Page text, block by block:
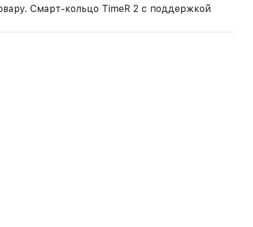
Смарт-кольцо TimeR 2 с поддержкой